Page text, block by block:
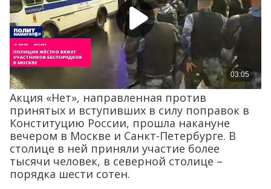
Акция «Нет», направленная против
принятых и вступивших в силу поправок в
Конституцию России, прошла накануне
вечером в Москве и Санкт-Петербурге. В
столице в ней приняли участие более
тысячи человек, в северной столице –
порядка шести сотен.